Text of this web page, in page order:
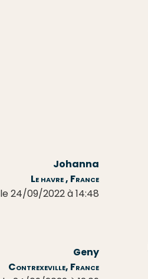
Johanna
Le havre , France
le 24/09/2022 à 14:48
Geny
Contrexeville, France